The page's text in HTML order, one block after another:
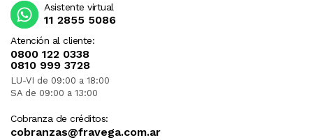
Atención al cliente:
0800 122 0338
0810 999 3728
LU-VI de 09:00 a 18:00
SA de 09:00 a 13:00
Cobranza de créditos:
cobranzas@fravega.com.ar
Asistente virtual
11 2855 5086